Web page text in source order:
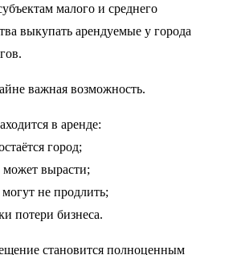
малого и среднего
выкупать арендуемые у города
важная возможность.
в аренде:
город;
вырасти;
не продлить;
потери бизнеса.
становится полноценным